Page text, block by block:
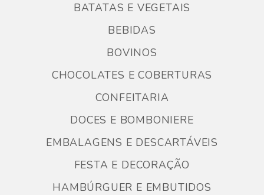
BATATAS E VEGETAIS
BEBIDAS
BOVINOS
CHOCOLATES E COBERTURAS
CONFEITARIA
DOCES E BOMBONIERE
EMBALAGENS E DESCARTÁVEIS
FESTA E DECORAÇÃO
HAMBÚRGUER E EMBUTIDOS